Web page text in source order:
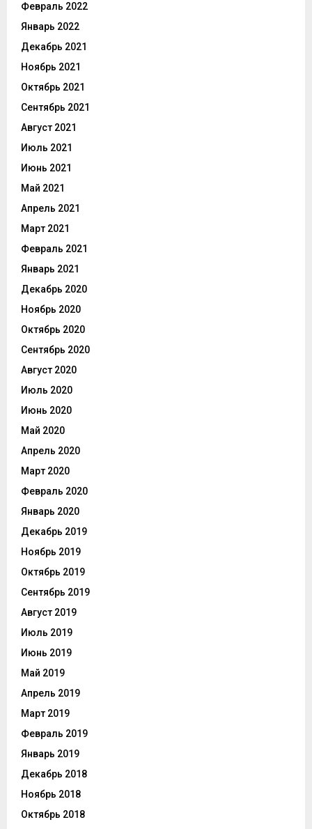
Февраль 2022
Январь 2022
Декабрь 2021
Ноябрь 2021
Октябрь 2021
Сентябрь 2021
Август 2021
Июль 2021
Июнь 2021
Май 2021
Апрель 2021
Март 2021
Февраль 2021
Январь 2021
Декабрь 2020
Ноябрь 2020
Октябрь 2020
Сентябрь 2020
Август 2020
Июль 2020
Июнь 2020
Май 2020
Апрель 2020
Март 2020
Февраль 2020
Январь 2020
Декабрь 2019
Ноябрь 2019
Октябрь 2019
Сентябрь 2019
Август 2019
Июль 2019
Июнь 2019
Май 2019
Апрель 2019
Март 2019
Февраль 2019
Январь 2019
Декабрь 2018
Ноябрь 2018
Октябрь 2018